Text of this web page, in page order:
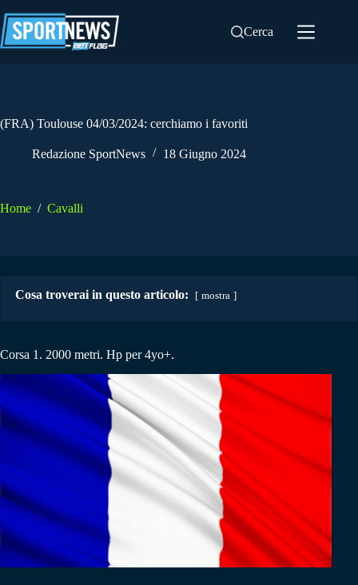
al
contenuto
Cerca
(FRA) Toulouse 04/03/2024: cerchiamo i favoriti
Redazione SportNews 18 Giugno 2024
Home / Cavalli
Cosa troverai in questo articolo: mostra
Corsa 1. 2000 metri. Hp per 4yo+.